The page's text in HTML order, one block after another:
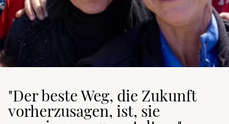
"Der beste Weg, die Zukunft
vorherzusagen, ist, sie